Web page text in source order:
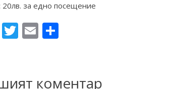
20лв. за едно посещение
Facebook
Twitter
Email
коментар